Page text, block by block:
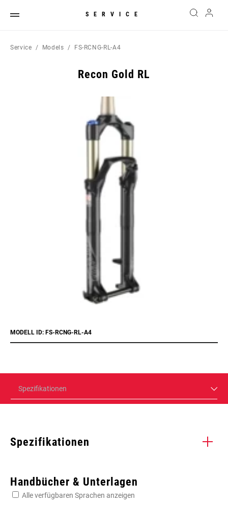
SERVICE
Service Models FS-RCNG-RL-A4
Recon Gold RL
MODELL ID: FS-RCNG-RL-A4
Spezifikationen
Spezifikationen
Handbücher & Unterlagen
Alle verfügbaren Sprachen anzeigen